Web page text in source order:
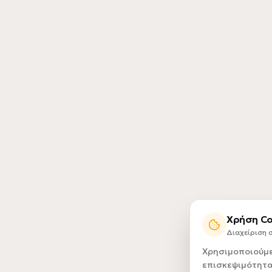
Χρήση
Διαχείριση